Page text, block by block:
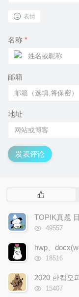
表情
名称 *
邮箱
地址
发表评论
热
文
章
TOPIK真题
浏
数:
49557
hwp、
浏
次
18516
2020 한컴오
浏
15407